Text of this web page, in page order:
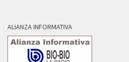
ALIANZA INFORMATIVA